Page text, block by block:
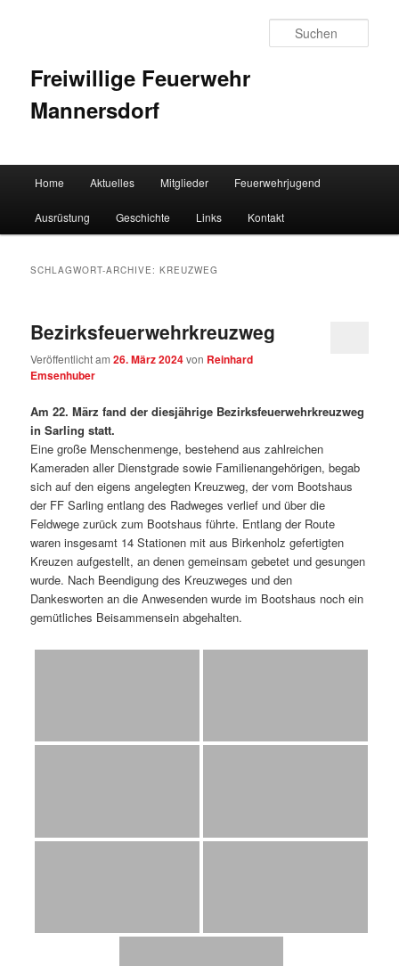
Freiwillige Feuerwehr
Mannersdorf
Zum Inhalt wechseln
Zum sekundären Inhalt wechseln
Home Aktuelles Mitglieder Feuerwehrjugend
Ausrüstung Geschichte Links Kontakt
SCHLAGWORT-ARCHIVE:KREUZWEG
Bezirksfeuerwehrkreuzweg
Veröffentlicht am26. März 2024von Reinhard
Emsenhuber
Am 22. März fand der diesjährige Bezirksfeuerwehrkreuzweg
in Sarling statt.
Eine große Menschenmenge, bestehend aus zahlreichen
Kameraden aller Dienstgrade sowie Familienangehörigen, begab
sich auf den eigens angelegten Kreuzweg, der vom Bootshaus
der FF Sarling entlang des Radweges verlief und über die
Feldwege zurück zum Bootshaus führte. Entlang der Route
waren insgesamt 14 Stationen mit aus Birkenholz gefertigten
Kreuzen aufgestellt, an denen gemeinsam gebetet und gesungen
wurde. Nach Beendigung des Kreuzweges und den
Dankesworten an die Anwesenden wurde im Bootshaus noch ein
gemütliches Beisammensein abgehalten.